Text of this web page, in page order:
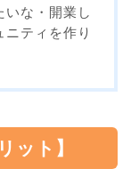
いな・開業し
ティを作り
ット】